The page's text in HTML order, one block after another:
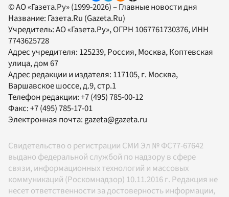
© АО «Газета.Ру» (1999-2026) – Главные новости дня
Название: Газета.Ru (Gazeta.Ru)
Учредитель:АО «Газета.Ру», ОГРН 1067761730376, ИНН
7743625728
Адрес учредителя: 125239, Россия, Москва, Коптевская
улица, дом 67
Адрес редакции и издателя: 117105, г. Москва,
Варшавское шоссе, д.9, стр.1
Телефон редакции:+7 (495) 785-00-12
Факс:+7 (495) 785-17-01
Электронная почта:gazeta@gazeta.ru
Свидетельство о регистрации СМИ Эл № ФС77-67642
выдано федеральной службой по надзору в сфере
связи, информационных технологий и массовых
коммуникаций (Роскомнадзор) 10.11.2016 г. Редакция не
несет ответственности за достоверность информации,